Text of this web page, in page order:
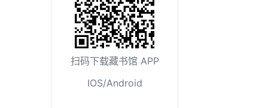
扫码下载藏书馆 APP
IOS/Android